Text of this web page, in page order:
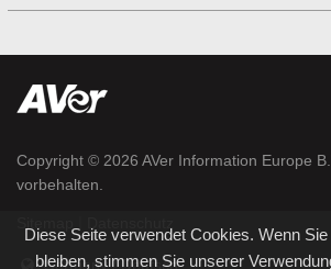
Copyright © 2026 AVer Information Europe
vorbehalten.
Germany / Deutsch
Diese Seite verwendet Cookies. Wenn
bleiben, stimmen Sie unserer